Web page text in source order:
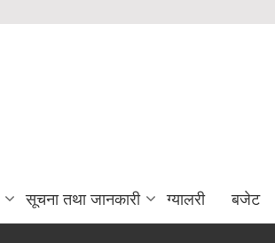
सूचना तथा जानकारी ग्यालरी बजेट